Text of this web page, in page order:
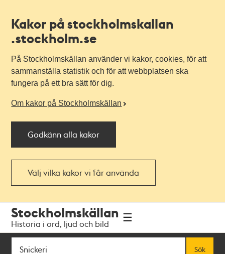
Kakor på stockholmskallan
.stockholm.se
På Stockholmskällan använder vi kakor, cookies, för att
sammanställa statistik och för att webbplatsen ska
fungera på ett bra sätt för dig.
Om kakor på Stockholmskällan
Godkänn alla kakor
Välj vilka kakor vi får använda
navigationen
huvudinnehållet
Stockholmskällan
Historia i ord, ljud och bild
Sök
Sök